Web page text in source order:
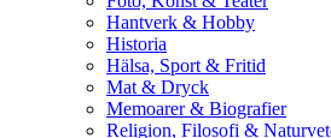
Hantverk & Hobby
Historia
Hälsa, Sport & Fritid
Mat & Dryck
Memoarer & Biografier
Religion, Filosofi &